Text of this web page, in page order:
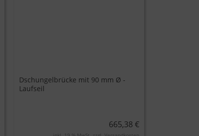
Dschungelbrücke mit 90 mm Ø -
Laufseil
665,38 €